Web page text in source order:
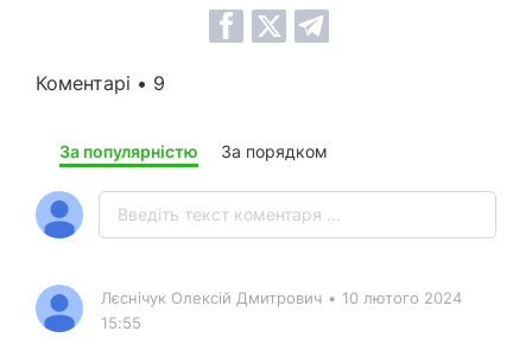
Коментарі • 9
За популярністю За порядком
Лєснічук Олексій Дмитрович • 10 лютого 2024
15:55